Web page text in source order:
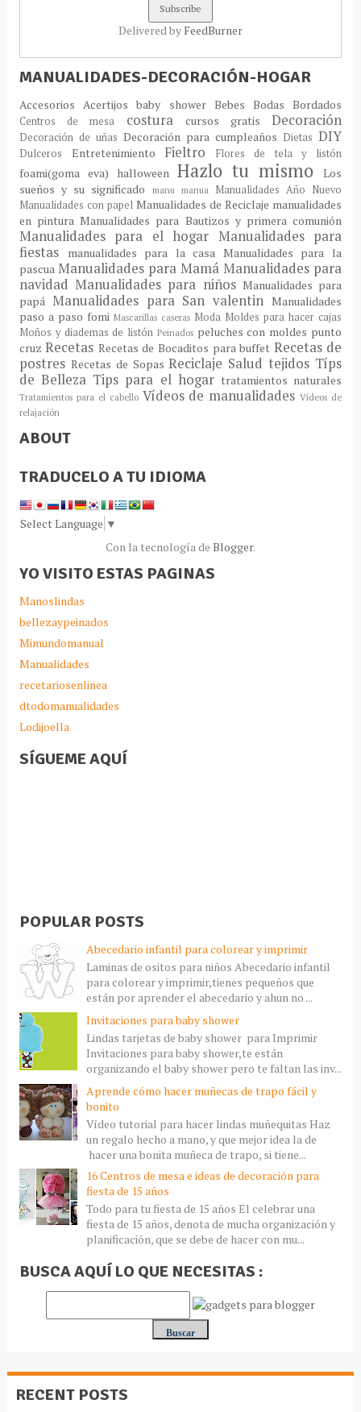
Delivered by FeedBurner
MANUALIDADES-DECORACIÓN-HOGAR
AccesoriosAcertijosbaby shower Bebes BodasBordados
Centros de mesa costura cursos gratisDecoración
Decoración de uñas Decoración para cumpleaños DietasDIY
Dulceros Entretenimiento Fieltro Flores de tela y listón
foami(goma eva) halloween Hazlo tu mismoLos
sueños y su significado
manu manua Manualidades Año Nuevo
Manualidades con papel Manualidades de Reciclaje manualidades
en pinturaManualidades para Bautizos y primera comunión
Manualidades para el hogar Manualidades para
fiestas
manualidades para la casa Manualidades para la
pascua Manualidades para MamáManualidades para
navidadManualidades para niños Manualidades para
papá Manualidades para San valentinManualidades
paso a paso fomi Mascarillas caseras Moda Moldes para hacer cajas
Moños y diademas de listón Peinados peluches con moldes punto
cruzRecetas Recetas de Bocaditos para buffet Recetas de
postres Recetas de SopasReciclaje Saludtejidos Típs
de Belleza Tips para el hogar tratamientos naturales
Tratamientos para el cabello Vídeos de manualidadesVídeos de
relajación
ABOUT
TRADUCELO A TU IDIOMA
Select Language ▼
Con la tecnología de Blogger.
YO VISITO ESTAS PAGINAS
Manoslindas
bellezaypeinados
Mimundomanual
Manualidades
recetariosenlinea
dtodomanualidades
Lodijoella
SÍGUEME AQUÍ
POPULAR POSTS
Abecedario infantil para colorear y imprimir
Laminas de ositos para niños Abecedario infantil
para colorear y imprimir,tienes pequeños que
están por aprender el abecedario y ahun no ...
Invitaciones para baby shower
Lindas tarjetas de baby shower para Imprimir
Invitaciones para baby shower,te están
organizando el baby shower pero te faltan las inv...
Aprende cómo hacer muñecas de trapo fácil y
bonito
Vídeo tutorial para hacer lindas muñequitas Haz
un regalo hecho a mano, y que mejor idea la de
hacer una bonita muñeca de trapo, si tiene...
16 Centros de mesa e ideas de decoración para
fiesta de 15 años
Todo para tu fiesta de 15 años El celebrar una
fiesta de 15 años, denota de mucha organización y
planificación, que se debe de hacer con mu...
BUSCA AQUÍ LO QUE NECESITAS :
RECENT POSTS